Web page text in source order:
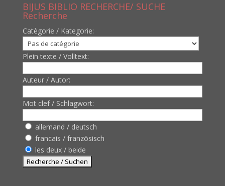
BIJUS BIBLIO RECHERCHE/ SUCHE
Recherche
Catègorie / Kategorie:
Plein texte / Volltext:
Auteur / Autor:
Mot clef / Schlagwort:
allemand / deutsch
francais / französisch
les deux / beide